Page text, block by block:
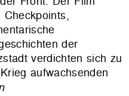
der
verdichten sich zu
aufwachsenden